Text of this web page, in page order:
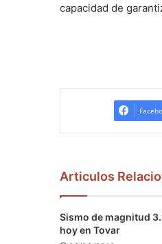
capacidad de
Articulos
Sismo de magnitud
hoy en Tovar